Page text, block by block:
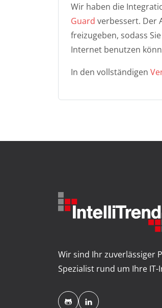
Wir haben die
Guard verbessert. Der
freizugeben, sodass
Internet benutzen
In den vollständigen
Wir sind Ihr zuverlässiger
Spezialist rund um Ihre